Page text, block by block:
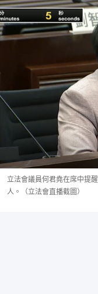
立法會議員何君堯在席中提
人。（立法會直播截圖）